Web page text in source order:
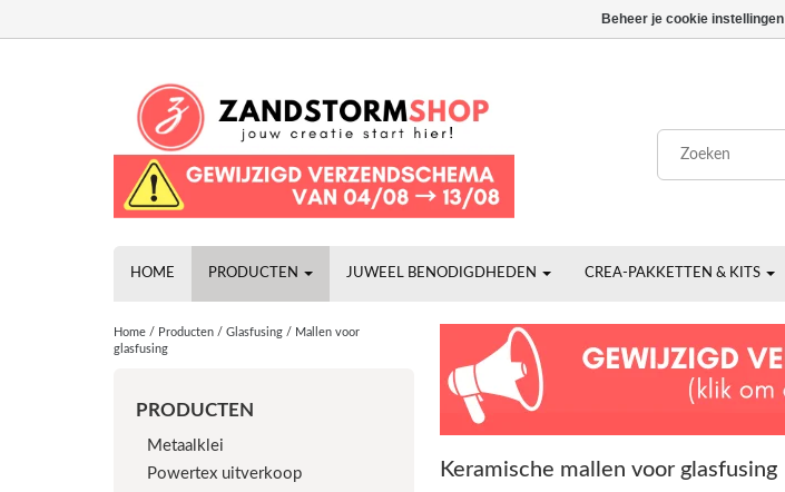
HOME PRODUCTEN JUWEEL BENODIGDHEDEN CREA-PAKKETTEN & KITS
Home / Producten / Glasfusing / Mallen voor
glasfusing
PRODUCTEN
Metaalklei
Powertex uitverkoop
Keramische mallen voor glasfusing
Beheer je cookie instellingen